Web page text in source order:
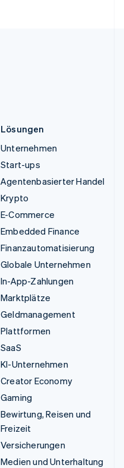
Lösungen
Unternehmen
Start-ups
Agentenbasierter Handel
Krypto
E-Commerce
Embedded Finance
Finanzautomatisierung
Globale Unternehmen
In-App-Zahlungen
Marktplätze
Geldmanagement
Plattformen
SaaS
KI-Unternehmen
Creator Economy
Gaming
Bewirtung, Reisen und
Freizeit
Versicherungen
Medien und Unterhaltung